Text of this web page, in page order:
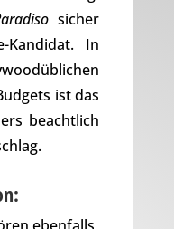
sicher
Kandidat. In
ist das
beachtlich